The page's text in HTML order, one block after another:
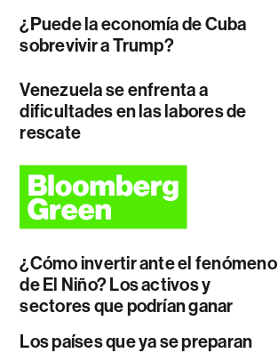
¿Puede la economía de Cuba
sobrevivir a Trump?
Venezuela se enfrenta a
dificultades en las labores de
rescate
¿Cómo invertir ante el fenómeno
de El Niño? Los activos y
sectores que podrían ganar
Los países que ya se preparan